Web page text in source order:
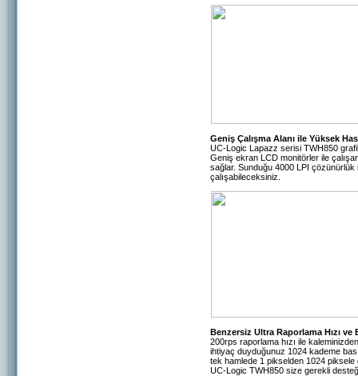
Geniş Çalışma Alanı ile Yüksek
UC-Logic Lapazz serisi TWH850
Geniş ekran LCD monitörler ile
sağlar. Sunduğu 4000 LPI
çalışabileceksiniz.
Benzersiz Ultra Raporlama Hızı ve
200rps raporlama hızı ile
ihtiyaç duyduğunuz 1024 kademe
tek hamlede 1 pikselden 1024
UC-Logic TWH850 size gerekli